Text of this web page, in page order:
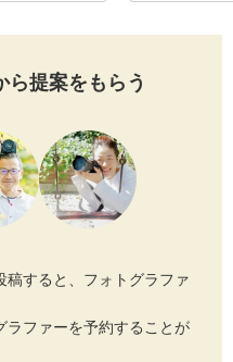
ら提案をもらう
稿すると、フォトグラファ
ラファーを予約することが